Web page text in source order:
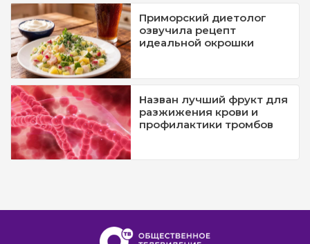
Приморский диетолог
озвучила рецепт
идеальной окрошки
Назван лучший фрукт для
разжижения крови и
профилактики тромбов